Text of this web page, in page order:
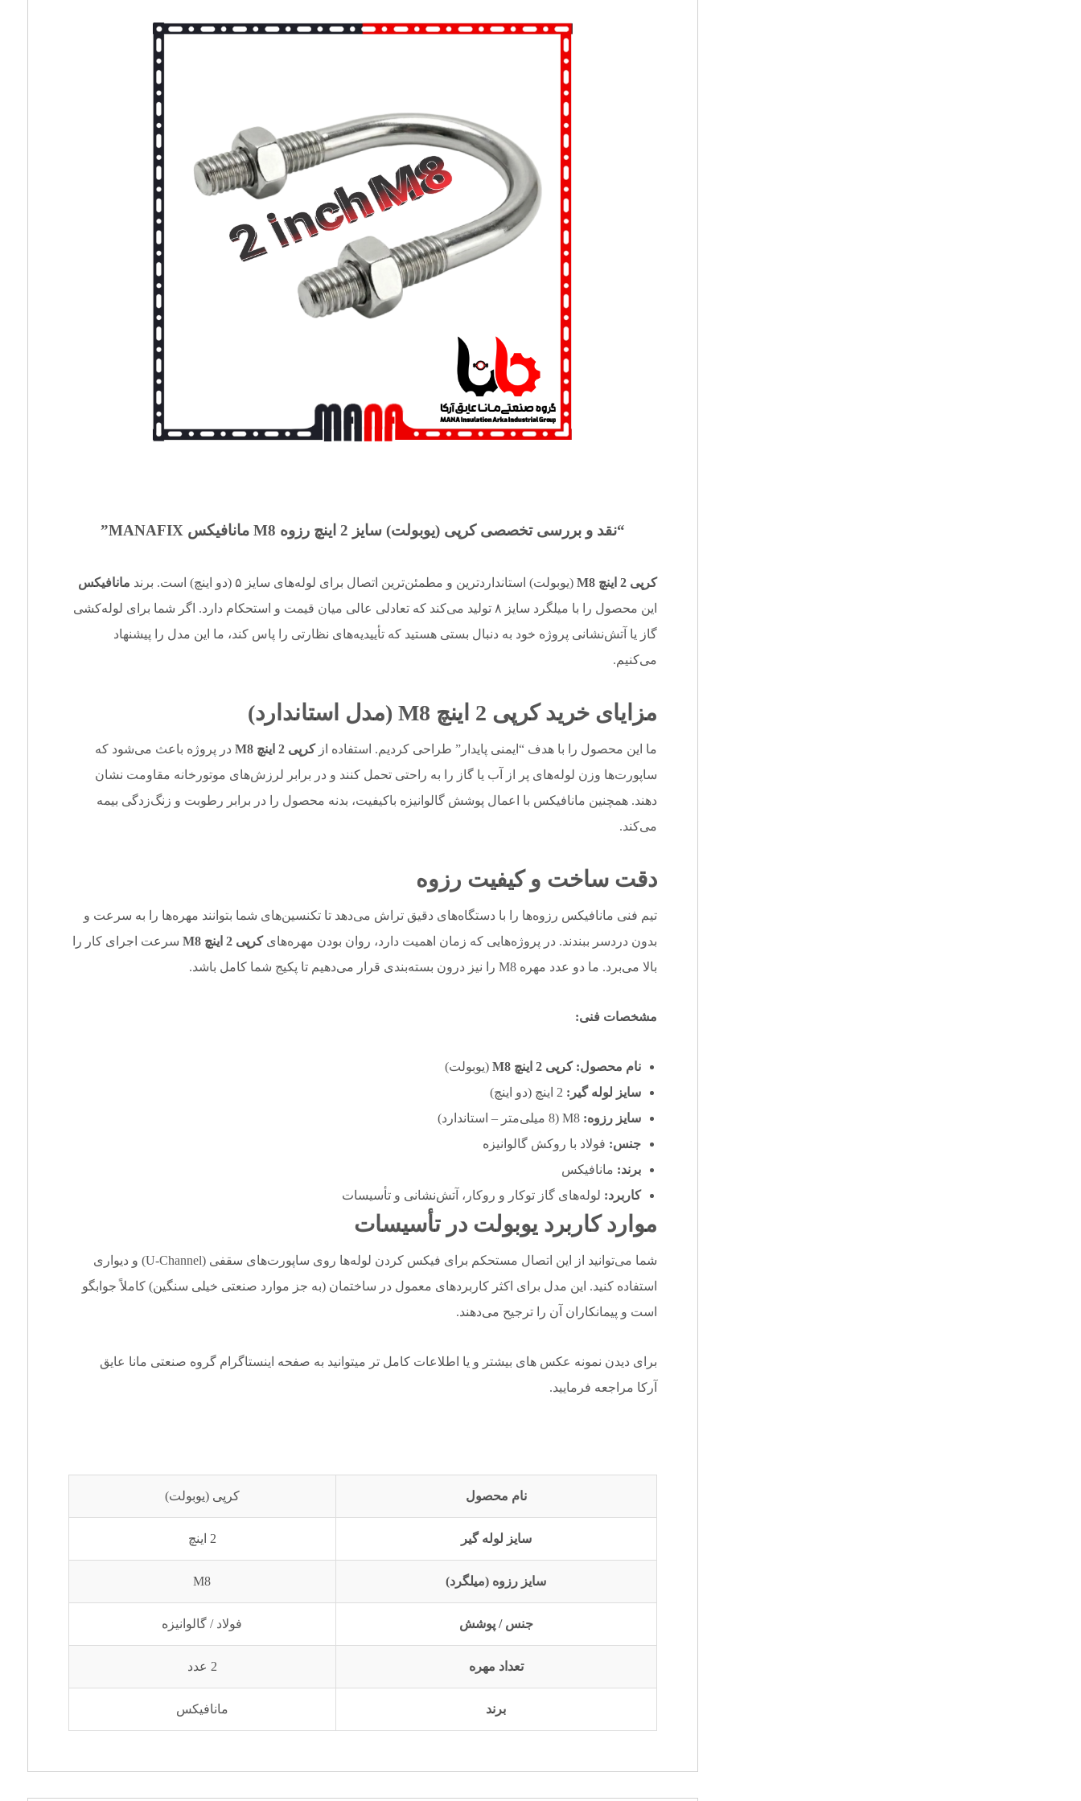
“نقد و بررسی تخصصی کرپی (یوبولت) سایز 2 اینچ رزوه M8 مانافیکس MANAFIX”
کرپی 2 اینچ M8 (یوبولت) استانداردترین و مطمئن‌ترین اتصال برای لوله‌های سایز ۵ (دو اینچ) است. برند
مانافیکس
این محصول را با میلگرد سایز ۸ تولید می‌کند که تعادلی عالی میان قیمت و استحکام دارد. اگر شما برای لوله‌کشی
گاز یا آتش‌نشانی پروژه خود به دنبال بستی هستید که تأییدیه‌های نظارتی را پاس کند، ما این مدل را پیشنهاد
می‌کنیم.
مزایای خرید کرپی 2 اینچ M8 (مدل استاندارد)
ما این محصول را با هدف “ایمنی پایدار” طراحی کردیم. استفاده ازکرپی 2 اینچ M8
در پروژه باعث می‌شود که
ساپورت‌ها وزن لوله‌های پر از آب یا گاز را به راحتی تحمل کنند و در برابر لرزش‌های موتورخانه مقاومت نشان
دهند. همچنین مانافیکس با اعمال پوشش گالوانیزه باکیفیت، بدنه محصول را در برابر رطوبت و زنگ‌زدگی بیمه
می‌کند.
دقت ساخت و کیفیت رزوه
تیم فنی مانافیکس رزوه‌ها را با دستگاه‌های دقیق تراش می‌دهد تا تکنسین‌های شما بتوانند مهره‌ها را به سرعت و
بدون دردسر ببندند. در پروژه‌هایی که زمان اهمیت دارد، روان بودن مهره‌هایکرپی 2 اینچ M8
سرعت اجرای کار را
بالا می‌برد. ما دو عدد مهره M8 را نیز درون بسته‌بندی قرار می‌دهیم تا پکیج شما کامل باشد.
مشخصات فنی:
نام محصول: کرپی 2 اینچ M8
(یوبولت)
سایز لوله گیر:
سایز رزوه: M8 (8 میلی‌متر – استاندارد)
جنس: فولاد با روکش گالوانیزه
برند: مانافیکس
کاربرد: لوله‌های گاز توکار و روکار، آتش‌نشانی و تأسیسات
مواردکاربرد یوبولت در تأسیسات
شما می‌توانید از این اتصال مستحکم برای فیکس کردن لوله‌ها روی ساپورت‌های سقفی (U-Channel) و دیواری
استفاده کنید. این مدل برای اکثر کاربردهای معمول در ساختمان (به جز موارد صنعتی خیلی سنگین) کاملاً جوابگو
است و پیمانکاران آن را ترجیح می‌دهند.
برای دیدن نمونه عکس های بیشتر و یا اطلاعات کامل تر میتوانید به صفحه اینستاگرام گروه صنعتی مانا عایق
آرکا مراجعه فرمایید.
نام محصول کرپی (یوبولت)
سایز لوله گیر 2 اینچ
سایز رزوه (میلگرد) M8
جنس / پوشش فولاد / گالوانیزه
تعداد مهره 2 عدد
برند مانافیکس